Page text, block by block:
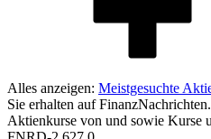
Alles anzeigen: Meistgesuchte
Sie erhalten auf
Aktienkurse von und sowie Kurse